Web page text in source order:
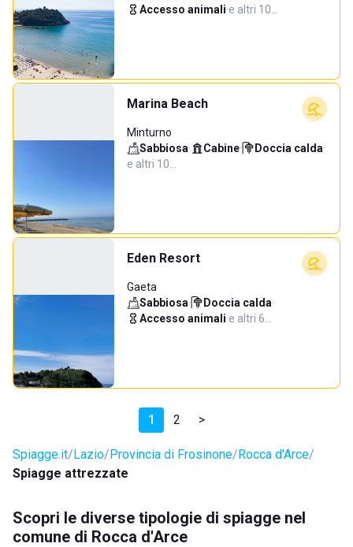
Accesso animali·e altri 10…
Marina Beach
Minturno
Sabbiosa· Cabine· Doccia calda·
e altri 10…
Eden Resort
Gaeta
Sabbiosa· Doccia calda·
Accesso animali·e altri 6…
1 2 >
Spiagge.it Lazio Provincia di Frosinone Rocca d'Arce
Spiagge attrezzate
Scopri le diverse tipologie di spiagge nel
comune di Rocca d'Arce